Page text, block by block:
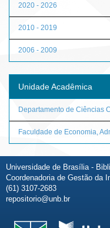
2020 - 2026
2010 - 2019
2006 - 2009
Unidade Acadêmica
Departamento de Ciências
Faculdade de Economia,
Universidade de Brasília -
Coordenadoria de Gestão da
(61) 3107-2683
repositorio@unb.br